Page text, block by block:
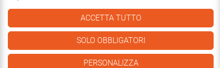
ACCETTA TUTTO
SOLO OBBLIGATORI
PERSONALIZZA